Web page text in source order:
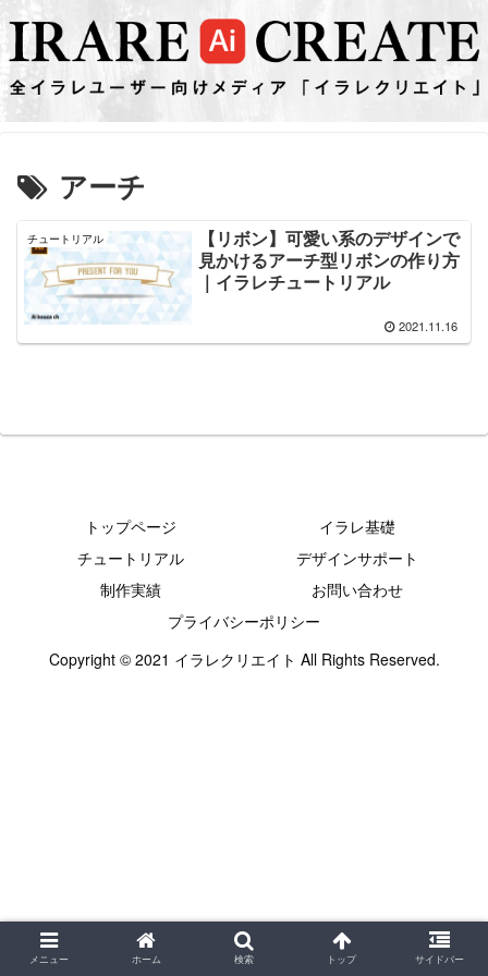
アーチ
チュートリアル
【リボン】可愛い系のデザインで
見かけるアーチ型リボンの作り方
｜イラレチュートリアル
2021.11.16
トップページ
イラレ基礎
チュートリアル
デザインサポート
制作実績
お問い合わせ
プライバシーポリシー
Copyright © 2021 イラレクリエイト All Rights Reserved.
メニュー ホーム 検索 トップ サイドバー